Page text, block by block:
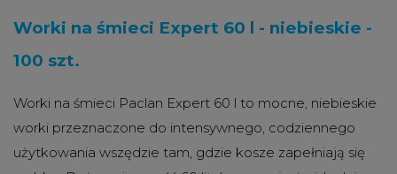
Worki na śmieci Expert 60 l - niebieskie -
100 szt.
Worki na śmieci Paclan Expert 60 l to mocne, niebieskie
worki przeznaczone do intensywnego, codziennego
użytkowania wszędzie tam, gdzie kosze zapełniają się